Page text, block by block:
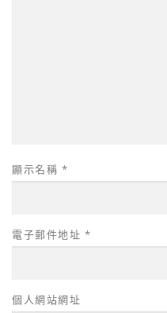
顯示名稱 *
電子郵件地址 *
個人網站網址